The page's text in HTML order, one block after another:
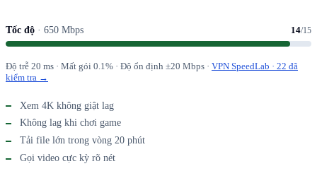
Tốc độ · 650 Mbps 14/15
Độ trễ 20 ms · Mất gói 0.1% · Độ ổn định ±20 Mbps · VPN SpeedLab · 22 đã
kiểm tra →
Xem 4K không giật lag
Không lag khi chơi game
Tải file lớn trong vòng 20 phút
Gọi video cực kỳ rõ nét